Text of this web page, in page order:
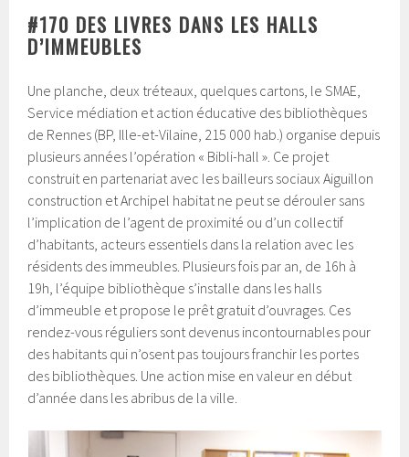
#170 DES LIVRES DANS LES HALLS
D’IMMEUBLES
Une planche, deux tréteaux, quelques cartons, le SMAE,
Service médiation et action éducative des bibliothèques
de Rennes (BP, Ille-et-Vilaine, 215 000 hab.) organise depuis
plusieurs années l’opération « Bibli-hall ». Ce projet
construit en partenariat avec les bailleurs sociaux Aiguillon
construction et Archipel habitat ne peut se dérouler sans
l’implication de l’agent de proximité ou d’un collectif
d’habitants, acteurs essentiels dans la relation avec les
résidents des immeubles. Plusieurs fois par an, de 16h à
19h, l’équipe bibliothèque s’installe dans les halls
d’immeuble et propose le prêt gratuit d’ouvrages. Ces
rendez-vous réguliers sont devenus incontournables pour
des habitants qui n’osent pas toujours franchir les portes
des bibliothèques. Une action mise en valeur en début
d’année dans les abribus de la ville.